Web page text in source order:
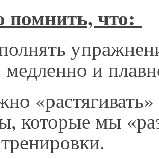
что:
и
«растягивать»
которые мы